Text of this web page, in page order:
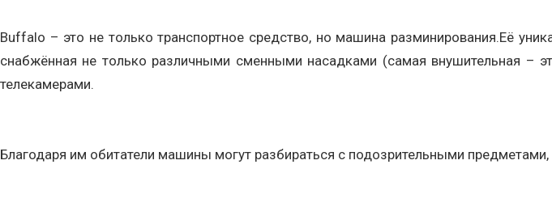
Buffalo – это не только транспортное средство, но машина разминирования.Её
снабжённая не только различными сменными насадками (самая внушительная –
телекамерами.
Благодаря им обитатели машины могут разбираться с подозрительными